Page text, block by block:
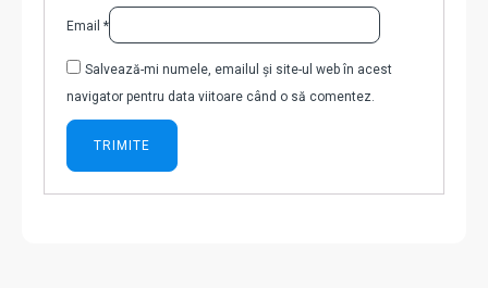
Email *
Salvează-mi numele, emailul și site-ul web în acest
navigator pentru data viitoare când o să comentez.